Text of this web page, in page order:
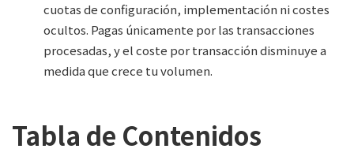
cuotas de configuración, implementación ni costes
ocultos. Pagas únicamente por las transacciones
procesadas, y el coste por transacción disminuye a
medida que crece tu volumen.
Tabla de Contenidos